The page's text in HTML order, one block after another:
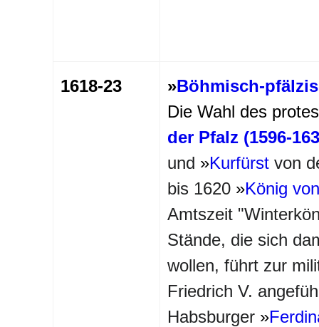
1618-23 »Böhmisch-
Die Wahl des
der Pfalz (1596-
und »Kurfürst von
bis 1620 »König
Amtszeit "
Stände, die sich
wollen, führt zur
Friedrich V.
Habsburger »